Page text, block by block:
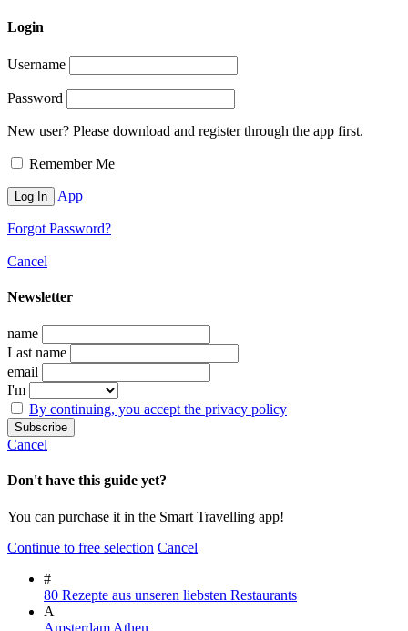
Login
Username
Password
New user? Please download and register through the app first.
Remember Me
App
Forgot Password?
Cancel
Newsletter
name
Last name
email
I'm
By continuing, you accept the privacy policy
Cancel
Don't have this guide yet?
You can purchase it in the Smart Travelling app!
Continue to free selection Cancel
#
80 Rezepte aus unseren liebsten Restaurants
A
Amsterdam Athen